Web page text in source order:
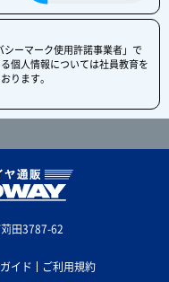
ーマーク使用許諾事業者」で
個人情報については社員教育を
ります。
田3787-62
イド ご利用規約